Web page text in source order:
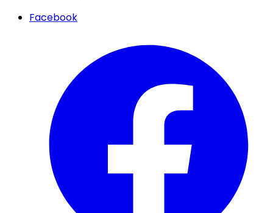
Facebook